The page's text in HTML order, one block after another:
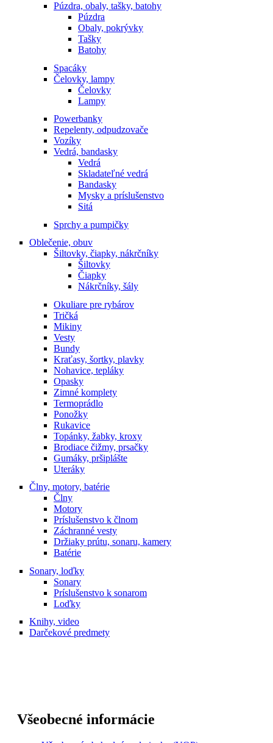
Púzdra, obaly, tašky, batohy
Púzdra
Obaly, pokrývky
Tašky
Batohy
Spacáky
Čelovky, lampy
Čelovky
Lampy
Powerbanky
Repelenty, odpudzovače
Vozíky
Vedrá, bandasky
Vedrá
Skladateľné vedrá
Bandasky
Mysky a príslušenstvo
Sitá
Sprchy a pumpičky
Oblečenie, obuv
Šiltovky, čiapky, nákrčníky
Šiltovky
Čiapky
Nákrčníky, šály
Okuliare pre rybárov
Tričká
Mikiny
Vesty
Bundy
Kraťasy, šortky, plavky
Nohavice, tepláky
Opasky
Zimné komplety
Termoprádlo
Ponožky
Rukavice
Topánky, žabky, kroxy
Brodiace čižmy, prsačky
Gumáky, pršiplášte
Uteráky
Člny, motory, batérie
Člny
Motory
Príslušenstvo k člnom
Záchranné vesty
Držiaky prútu, sonaru, kamery
Batérie
Sonary, loďky
Sonary
Príslušenstvo k sonarom
Loďky
Knihy, video
Darčekové predmety
Všeobecné informácie